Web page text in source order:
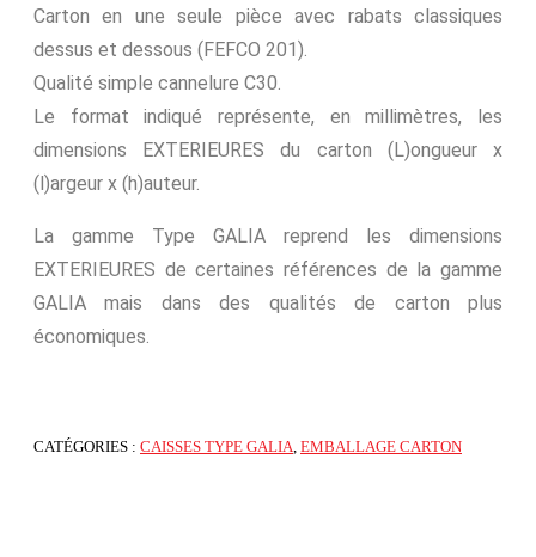
Carton en une seule pièce avec rabats classiques
dessus et dessous (FEFCO 201).
Qualité simple cannelure C30.
Le format indiqué représente, en millimètres, les
dimensions EXTERIEURES du carton (L)ongueur x
(l)argeur x (h)auteur.
La gamme Type GALIA reprend les dimensions
EXTERIEURES de certaines références de la gamme
GALIA mais dans des qualités de carton plus
économiques.
CATÉGORIES : CAISSES TYPE GALIA EMBALLAGE CARTON